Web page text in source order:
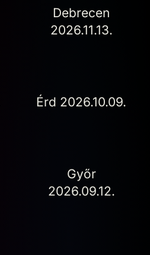
Debrecen
2026.11.13.
Érd 2026.10.09.
Győr
2026.09.12.